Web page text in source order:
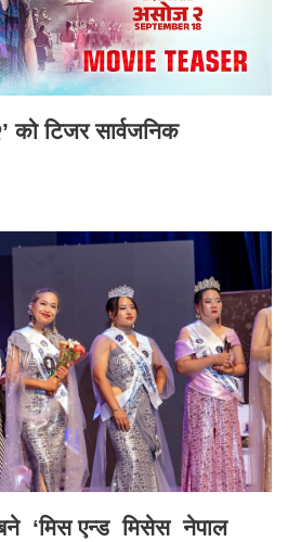
को टिजर सार्वजनिक
‘मिस एन्ड मिसेस नेपाल